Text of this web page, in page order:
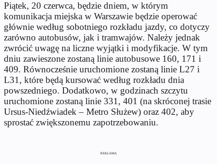
Piątek, 20 czerwca, będzie dniem, w którym
komunikacja miejska w Warszawie będzie operować
głównie według sobotniego rozkładu jazdy, co dotyczy
zarówno autobusów, jak i tramwajów. Należy jednak
zwrócić uwagę na liczne wyjątki i modyfikacje. W tym
dniu zawieszone zostaną linie autobusowe 160, 171 i
409. Równocześnie uruchomione zostaną linie L27 i
L31, które będą kursować według rozkładu dnia
powszedniego. Dodatkowo, w godzinach szczytu
uruchomione zostaną linie 331, 401 (na skróconej trasie
Ursus-Niedźwiadek – Metro Służew) oraz 402, aby
sprostać zwiększonemu zapotrzebowaniu.
REKLAMA